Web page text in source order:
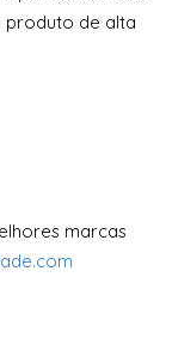
produto de alta
marcas